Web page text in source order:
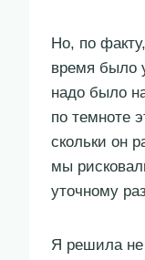
Но, по
время было
надо было
по темноте
скольки он
мы
уточному
Я решила не